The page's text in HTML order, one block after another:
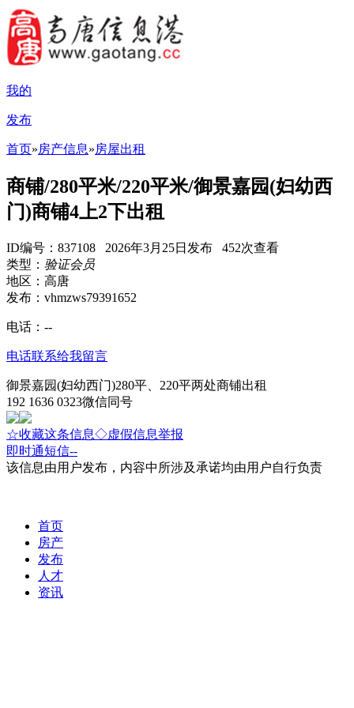
我的
发布
首页»房产信息»房屋出租
商铺/280平米/220平米/御景嘉园(妇幼西
门)商铺4上2下出租
ID编号：837108 2026年3月25日发布 452次查看
类型： 验证会员
地区：高唐
发布：vhmzws79391652
电话： --
电话联系给我留言
御景嘉园(妇幼西门)280平、220平两处商铺出租
192 1636 0323微信同号
☆收藏这条信息◇虚假信息举报
即时通短信--
该信息由用户发布，内容中所涉及承诺均由用户自行负责
首页
房产
发布
人才
资讯